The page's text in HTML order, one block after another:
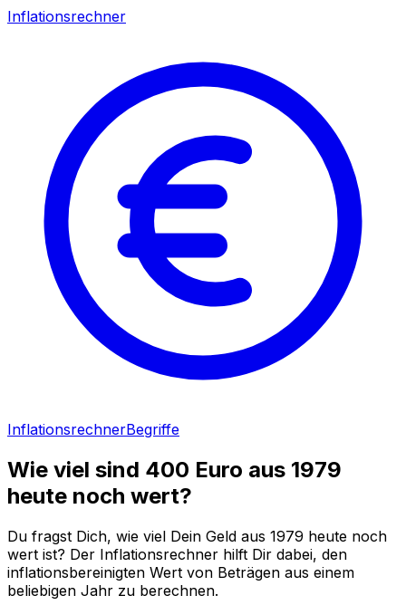
Inflationsrechner
InflationsrechnerBegriffe
Wie viel sind 400 Euro aus 1979
heute noch wert?
Du fragst Dich, wie viel Dein Geld aus 1979 heute noch
wert ist? Der Inflationsrechner hilft Dir dabei, den
inflationsbereinigten Wert von Beträgen aus einem
beliebigen Jahr zu berechnen.